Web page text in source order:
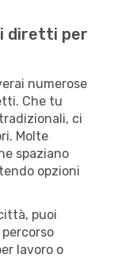
diretti per
numerose
Che tu
ci
Molte
spaziano
opzioni
puoi
lavoro o